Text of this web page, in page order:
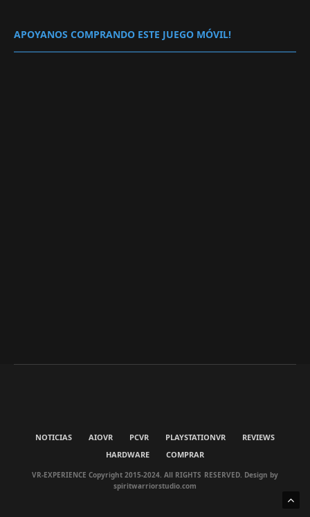
APOYANOS COMPRANDO ESTE JUEGO MÓVIL!
NOTICIAS AIOVR PCVR PLAYSTATIONVR
REVIEWS
HARDWARE
COMPRAR
VR-EXPERIENCE Copyright 2015-2024. All RIGHTS RESERVED. Design by
spiritwarriorstudio.com